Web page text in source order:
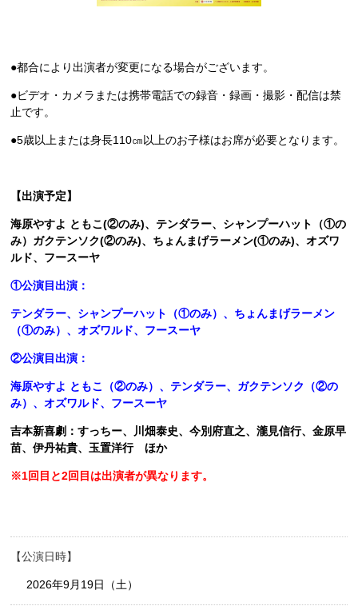
●都合により出演者が変更になる場合がございます。
●ビデオ・カメラまたは携帯電話での録音・録画・撮影・配信は禁
止です。
●5歳以上または身長110㎝以上のお子様はお席が必要となります。
【出演予定】
海原やすよ ともこ(②のみ)、テンダラー、シャンプーハット（①の
み）ガクテンソク(②のみ)、ちょんまげラーメン(①のみ)、オズワ
ルド、フースーヤ
①公演目出演：
テンダラー、シャンプーハット（①のみ）、ちょんまげラーメン
（①のみ）、オズワルド、フースーヤ
②公演目出演：
海原やすよ ともこ（②のみ）、テンダラー、ガクテンソク（②の
み）、オズワルド、フースーヤ
吉本新喜劇：すっちー、川畑泰史、今別府直之、瀧見信行、金原早
苗、伊丹祐貴、玉置洋行 ほか
※1回目と2回目は出演者が異なります。
公演日時
2026年9月19日（土）